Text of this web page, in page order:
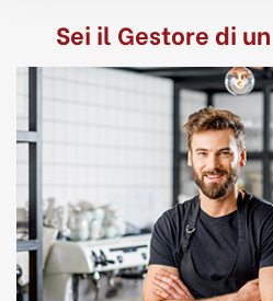
Sei il Gestore di